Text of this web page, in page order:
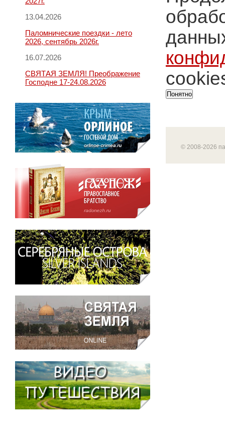
13.04.2026
Паломнические поездки - лето
2026, сентябрь 2026г.
16.07.2026
СВЯТАЯ ЗЕМЛЯ! Преображение
Господне 17-24.08.2026
Понятно
© 2008-2026